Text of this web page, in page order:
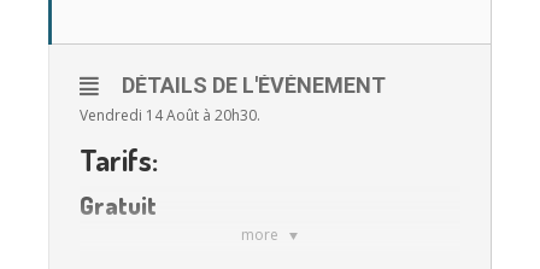
more
DÉTAILS DE L'ÉVÉNEMENT
Vendredi 14 Août à 20h30.
Tarifs:
Gratuit